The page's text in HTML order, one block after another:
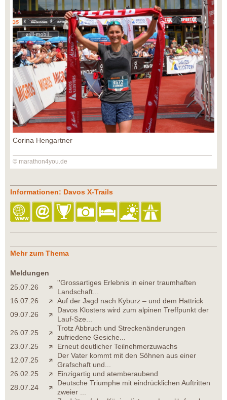
Corina Hengartner
© marathon4you.de
Informationen: Davos X-Trails
Mehr zum Thema
Meldungen
25.07.26
''Grossartiges Erlebnis in einer traumhaften
Landschaft...
16.07.26
Auf der Jagd nach Kyburz – und dem Hattrick
09.07.26
Davos Klosters wird zum alpinen Treffpunkt der
Lauf-Sze...
26.07.25
Trotz Abbruch und Streckenänderungen
zufriedene Gesiche...
23.07.25
Erneut deutlicher Teilnehmerzuwachs
12.07.25
Der Vater kommt mit den Söhnen aus einer
Grafschaft und...
26.02.25
Einzigartig und atemberaubend
28.07.24
Deutsche Triumphe mit eindrücklichen Auftritten
zweier ...